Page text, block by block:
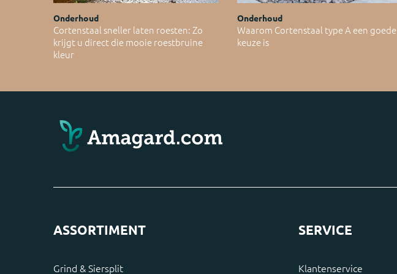
Onderhoud
Cortenstaal sneller laten roesten: Zo
krijgt u direct die mooie roestbruine
kleur
Onderhoud
Waarom Cortenstaal type A een goede
keuze is
ASSORTIMENT
Grind & Siersplit
SERVICE
Klantenservice